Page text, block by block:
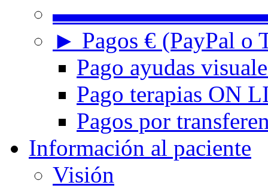
► Pagos € (PayPal o
Pago ayudas
Pago terapias ON
Pagos por
Información al paciente
Visión